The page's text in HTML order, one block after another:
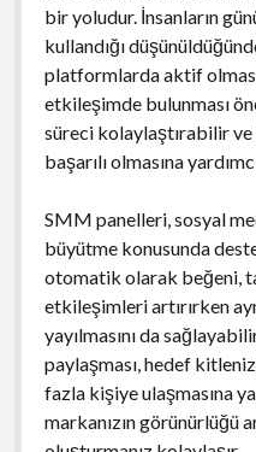
bir yoludur. İnsanların
kullandığı
platformlarda aktif
etkileşimde bulunması
süreci kolaylaştırabilir
başarılı olmasına
SMM panelleri, sosyal
büyütme konusunda
otomatik olarak beğeni,
etkileşimleri artırırken
yayılmasını da
paylaşması, hedef
fazla kişiye ulaşmasına
markanızın görünürlüğü